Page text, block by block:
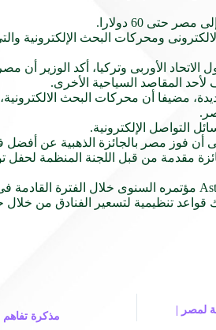
60 دولارا.
ومحركات البحث الإلكترونية
الأوربى وتركيا، أكد الوزير أن
المقاصد السياحية الأخرى.
مضيفا أن محركات البحث
التواصل الإلكترونية.
تنظيمية لتسعير الفنادق من
لمصر |
مذكرة تفاهم